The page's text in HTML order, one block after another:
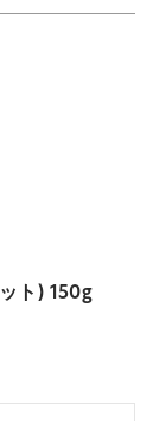
ト) 150g